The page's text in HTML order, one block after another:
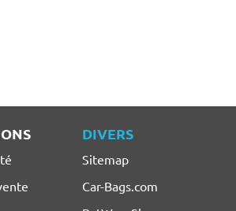
DIVERS
Sitemap
Car-Bags.com